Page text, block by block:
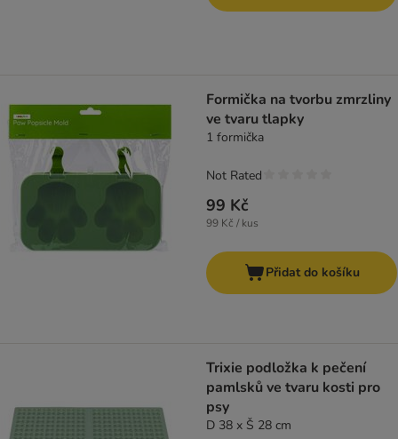
Formička na tvorbu zmrzliny
ve tvaru tlapky
1 formička
99 Kč
99 Kč / kus
Not Rated
Přidat do košíku
Trixie podložka k pečení
pamlsků ve tvaru kosti pro
psy
D 38 x Š 28 cm